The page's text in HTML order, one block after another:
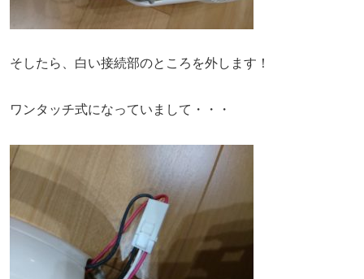
そしたら、白い接続部のところを外します！
ワンタッチ式になっていまして・・・